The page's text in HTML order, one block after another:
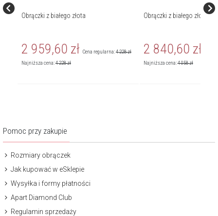
Obrączki z białego złota
2 959,60 zł Cena regularna:4 228zł
Najniższa cena:4 228zł
Obrączki z białego złota
2 840,60 zł
Najniższa cena:4 058zł
Pomoc przy zakupie
Rozmiary obrączek
Jak kupować w eSklepie
Wysyłka i formy płatności
Apart Diamond Club
Regulamin sprzedaży